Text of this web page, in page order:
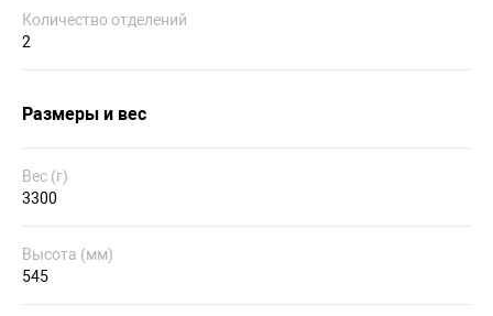
Количество отделений
2
Размеры и вес
Вес (г)
3300
Высота (мм)
545